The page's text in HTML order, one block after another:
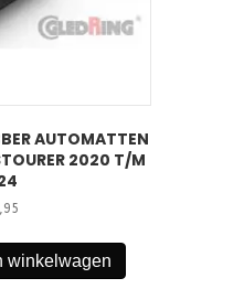
AUTOMATTEN
2020 T/M
winkelwagen